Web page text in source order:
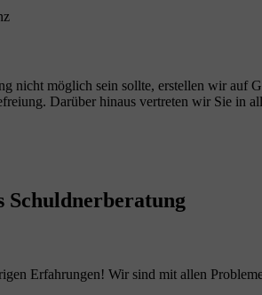
nicht möglich sein sollte, erstellen wir auf
Darüber hinaus vertreten wir Sie in
Schuldnerberatung
Erfahrungen! Wir sind mit allen